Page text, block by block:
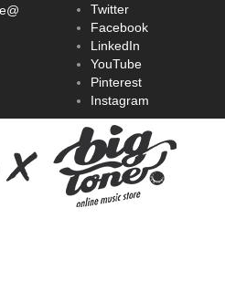
Twitter
Facebook
LinkedIn
YouTube
Pinterest
Instagram